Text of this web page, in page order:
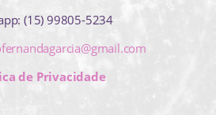
(15) 99805-5234
de Privacidade